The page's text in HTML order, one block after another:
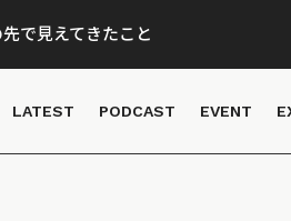
で見えてきたこと
LATEST PODCAST EVENT